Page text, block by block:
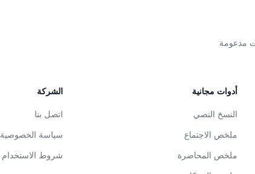
مدعومة
أدوات مجانية
النسخ النصي
ملخص الاجتماع
ملخص المحاضرة
الشركة
اتصل بنا
سياسة الخصوصية
شروط الاستخدام